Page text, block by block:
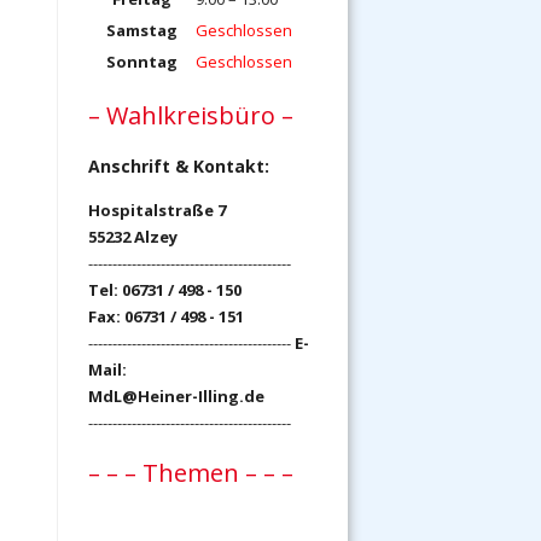
Samstag
Geschlossen
Sonntag
Geschlossen
– Wahlkreisbüro –
Anschrift & Kontakt:
Hospitalstraße 7
55232 Alzey
------------------------------------------
Tel: 06731 / 498 - 150
Fax: 06731 / 498 - 151
------------------------------------------ E-
Mail:
MdL@Heiner-Illing.de
------------------------------------------
– – – Themen – – –